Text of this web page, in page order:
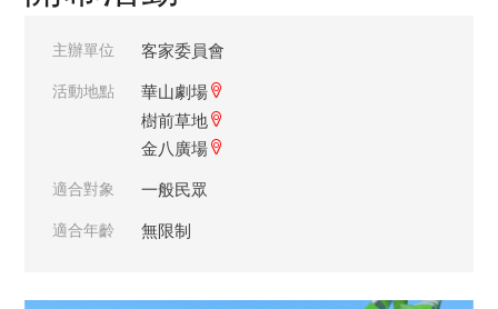
主辦單位 客家委員會
活動地點
華山劇場
樹前草地
金八廣場
適合對象 一般民眾
適合年齡 無限制